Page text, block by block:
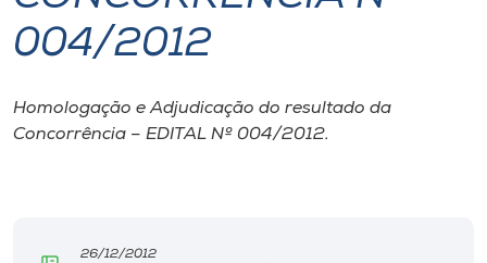
Cultura
CPA
004/2012
Homologação e Adjudicação do resultado da
Concorrência – EDITAL Nº 004/2012.
26/12/2012